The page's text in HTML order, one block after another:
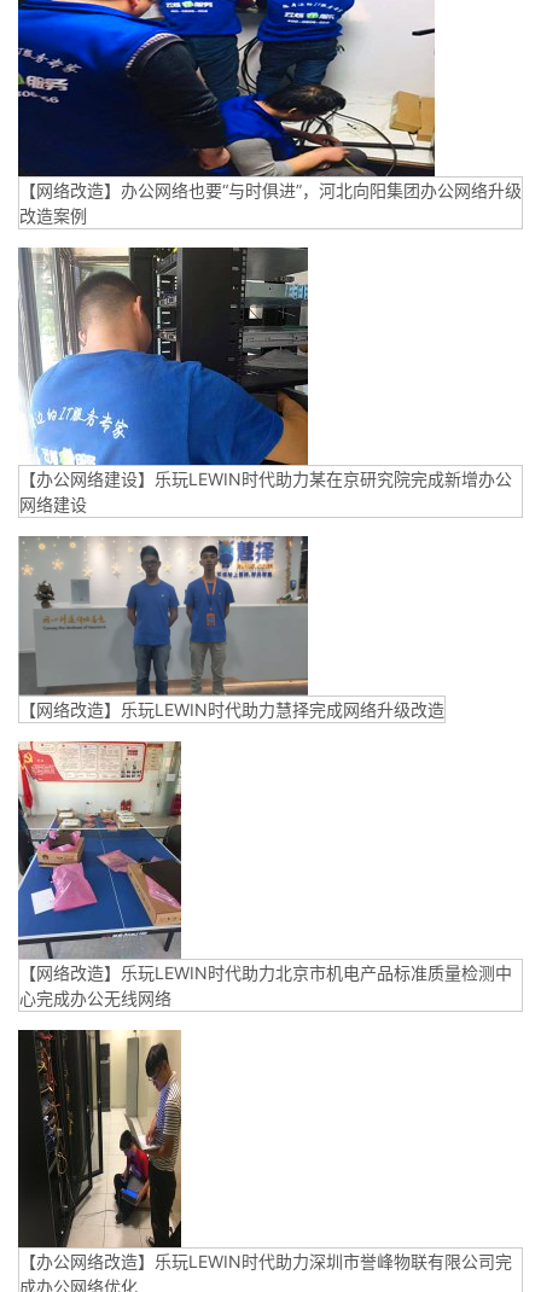
【网络改造】办公网络也要“与时俱进”，河北向阳集团办公网络升级
改造案例
【办公网络建设】乐玩LEWIN时代助力某在京研究院完成新增办公
网络建设
【网络改造】乐玩LEWIN时代助力慧择完成网络升级改造
【网络改造】乐玩LEWIN时代助力北京市机电产品标准质量检测中
心完成办公无线网络
【办公网络改造】乐玩LEWIN时代助力深圳市誉峰物联有限公司完
成办公网络优化